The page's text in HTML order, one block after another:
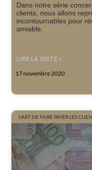
Dans notre série
clients, nous allons
incontournables pour
amiable.
LIRE LA SUITE »
17 novembre 2020
L'ART DE FAIRE PAYER LES